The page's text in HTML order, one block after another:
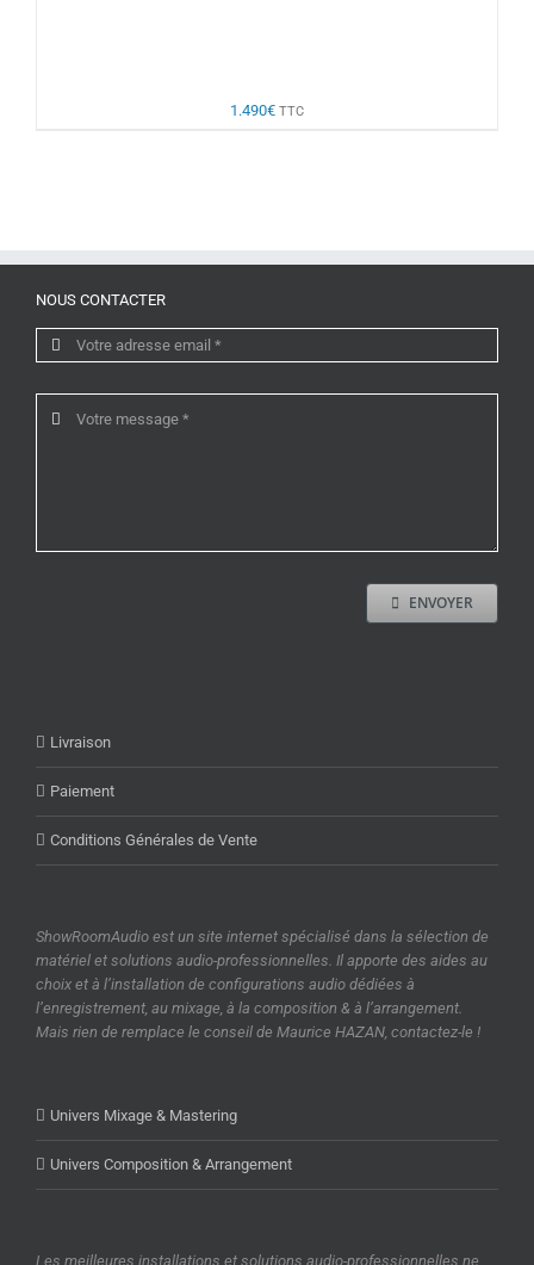
1.490€ TTC
NOUS CONTACTER
ENVOYER
Livraison
Paiement
Conditions Générales de Vente
ShowRoomAudio est un site internet spécialisé dans la sélection de
matériel et solutions audio-professionnelles. Il apporte des aides au
choix et à l’installation de configurations audio dédiées à
l’enregistrement, au mixage, à la composition & à l’arrangement.
Mais rien de remplace le conseil de Maurice HAZAN, contactez-le !
Univers Mixage & Mastering
Univers Composition & Arrangement
Les meilleures installations et solutions audio-professionnelles ne